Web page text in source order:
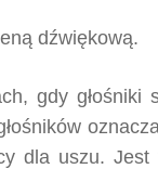
dźwiękową.
gdy
dla uszu.